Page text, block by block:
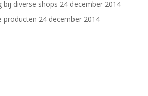
bij diverse shops 24 december 2014
producten 24 december 2014